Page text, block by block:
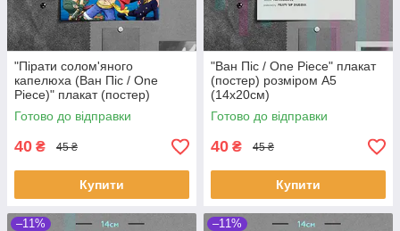
"Пірати солом'яного
капелюха (Ван Піс / One
Piece)" плакат (постер)
розміром А5 (14х20см)
Готово до відправки
40 ₴ 45 ₴
Купити
"Ван Піс / One Piece" плакат
(постер) розміром А5
(14х20см)
Готово до відправки
40 ₴ 45 ₴
Купити
–11% –11%